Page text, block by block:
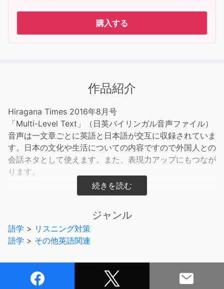
購入する
作品紹介
Hiragana Times 2016年8月号
「Multi-Level Text」（日英バイリンガル音声ファイル）
音声は一文章ごとに英語と日本語が交互に収録されていま
す。日本の文化や生活についての内容ですので外国人との
会話ネタとして使えます。また、表現力アップにもつなが
ります。
イチローによる世界最多安打記録の価値
2. 舞台の裏側
3. カジュアルな表現
ジャンル
語学 > リスニング対策
語学 > その他英語関連